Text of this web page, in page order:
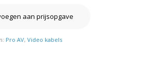
aan prijsopgave
Pro AV, Video kabels